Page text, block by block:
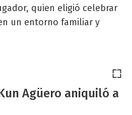
quien eligió celebrar
un entorno familiar y
Agüero aniquiló a